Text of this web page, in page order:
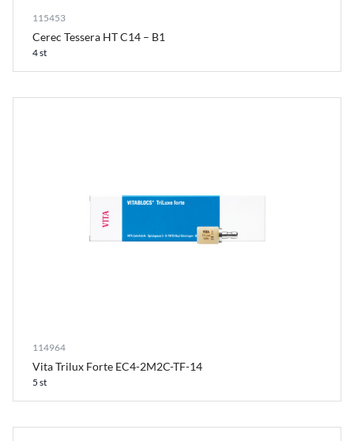
115453
Cerec Tessera HT C14 – B1
4 st
114964
Vita Trilux Forte EC4-2M2C-TF-14
5 st